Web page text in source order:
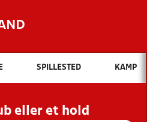
Hvad vil du søge efter?
INDHOLD OG NYHEDER
KLUBBER OG
SPILLESTED KAMP
eller et hold